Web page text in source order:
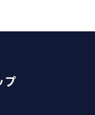
プ